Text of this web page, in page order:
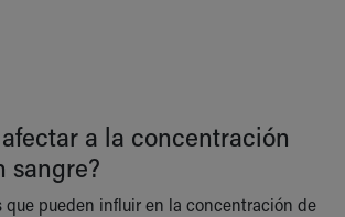
a la concentración
sangre?
que pueden influir en la concentración de